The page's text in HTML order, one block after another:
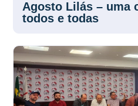
todos e todas